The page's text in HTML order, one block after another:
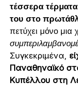
τέσσερα
του στο
πετύχει μόνο μια
Συγκεκριμένα,
Παναθηναϊκό
Κυπέλλου στη